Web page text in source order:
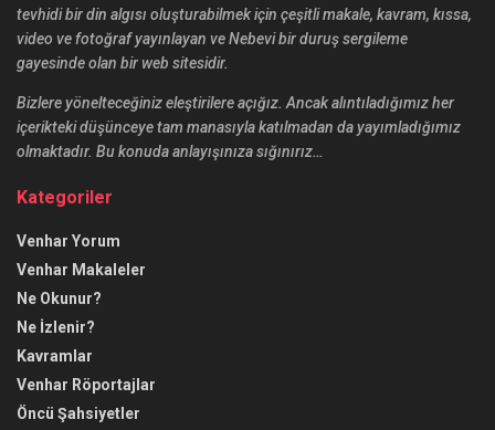
tevhidi bir din algısı oluşturabilmek için çeşitli makale, kavram, kıssa,
video ve fotoğraf yayınlayan ve Nebevi bir duruş sergileme
gayesinde olan bir web sitesidir.
Bizlere yönelteceğiniz eleştirilere açığız. Ancak alıntıladığımız her
içerikteki düşünceye tam manasıyla katılmadan da yayımladığımız
olmaktadır. Bu konuda anlayışınıza sığınırız…
Kategoriler
Venhar Yorum
Venhar Makaleler
Ne Okunur?
Ne İzlenir?
Kavramlar
Venhar Röportajlar
Öncü Şahsiyetler